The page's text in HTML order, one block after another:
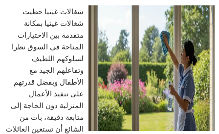
شغالات غينيا حظيت
شغالات غينيا بمكانة
متقدمة بين الاختيارات
المتاحة في السوق نظرا
لسلوكهم اللطيف
وتفاعلهم الجيد مع
الأطفال وبفضل قدرتهم
على تنفيذ الأعمال
المنزلية دون الحاجة إلى
متابعة دقيقة، بات من
الشائع أن تستعين العائلات